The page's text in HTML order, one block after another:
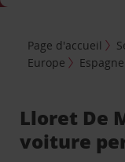
Page d'accueil
Europe
Espagne
Lloret De
voiture